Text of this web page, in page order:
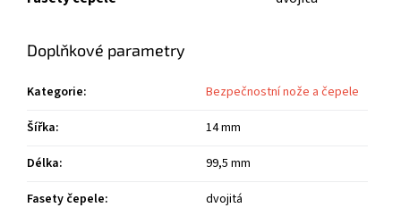
Doplňkové parametry
Kategorie:
Bezpečnostní nože a čepele
Šířka:
14 mm
Délka:
99,5 mm
Fasety čepele:
dvojitá